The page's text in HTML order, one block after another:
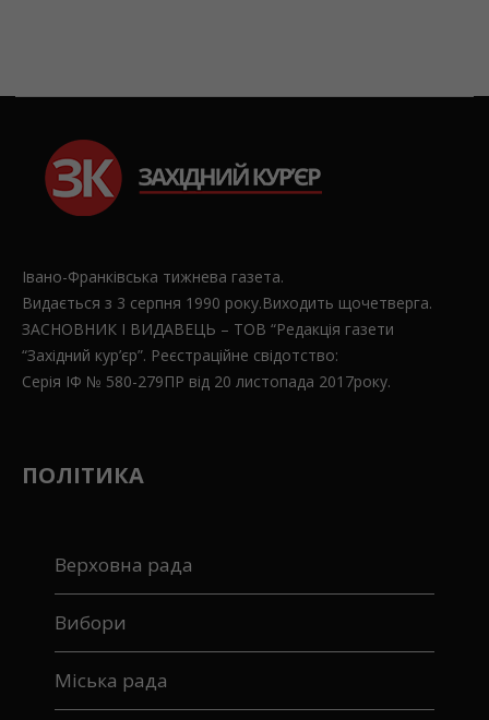
Івано-Франківська тижнева газета.
Видається з 3 серпня 1990 року.Виходить щочетверга.
ЗАСНОВНИК І ВИДАВЕЦЬ – ТОВ “Редакція газети
“Західний кур’єр”. Реєстраційне свідотство:
Серія ІФ № 580-279ПР від 20 листопада 2017року.
ПОЛІТИКА
Верховна рада
Вибори
Міська рада